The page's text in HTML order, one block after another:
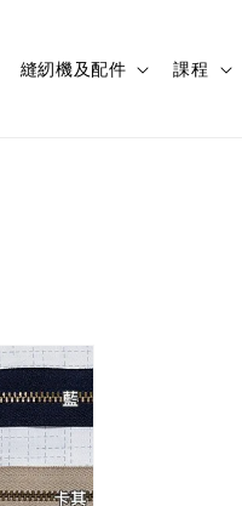
縫紉機及配件 課程